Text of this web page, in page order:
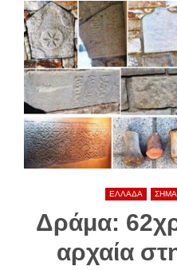
ΕΛΛΑΔΑ
Δράμα:
αρχαία